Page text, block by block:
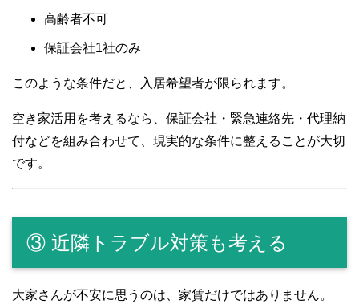
高齢者不可
保証会社1社のみ
このような条件だと、入居希望者が限られます。
空き家活用を考えるなら、保証会社・緊急連絡先・代理納
付などを組み合わせて、現実的な条件に整えることが大切
です。
③ 近隣トラブル対策も考える
大家さんが不安に思うのは、家賃だけではありません。